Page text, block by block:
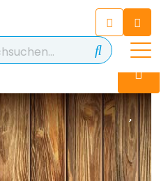
24/7 mit unserem
0480 403